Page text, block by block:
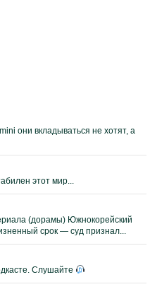
они вкладываться не хотят, а
этот мир...
(дорамы) Южнокорейский
срок — суд признал...
Слушайте